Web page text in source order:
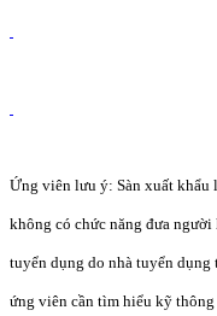
Ứng viên lưu ý: Sàn xuất khẩu
không có chức năng đưa
tuyển dụng do nhà tuyển
ứng viên cần tìm hiểu kỹ